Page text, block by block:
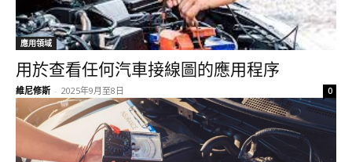
應用領域
用於查看任何汽車接線圖的應用程序
維尼修斯 - 2025年9月至8日 0